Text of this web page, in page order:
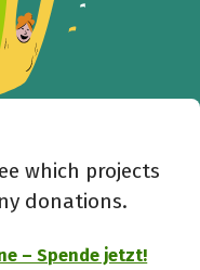
which projects
donations.
– Spende jetzt!
Messenger